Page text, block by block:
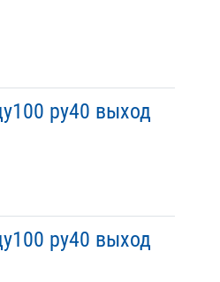
ру40 выход
ру40 выход